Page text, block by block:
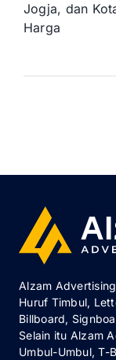
BLOG
Jogja, dan
Harga
Alzam
Huruf Timbul,
Billboard,
Selain itu Alzam
Umbul-Umbul, T-